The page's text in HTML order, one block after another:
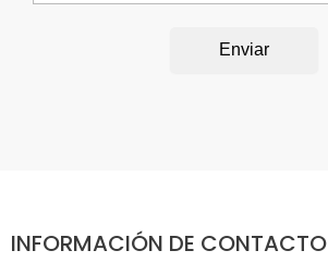
Enviar
INFORMACIÓN DE CONTACTO